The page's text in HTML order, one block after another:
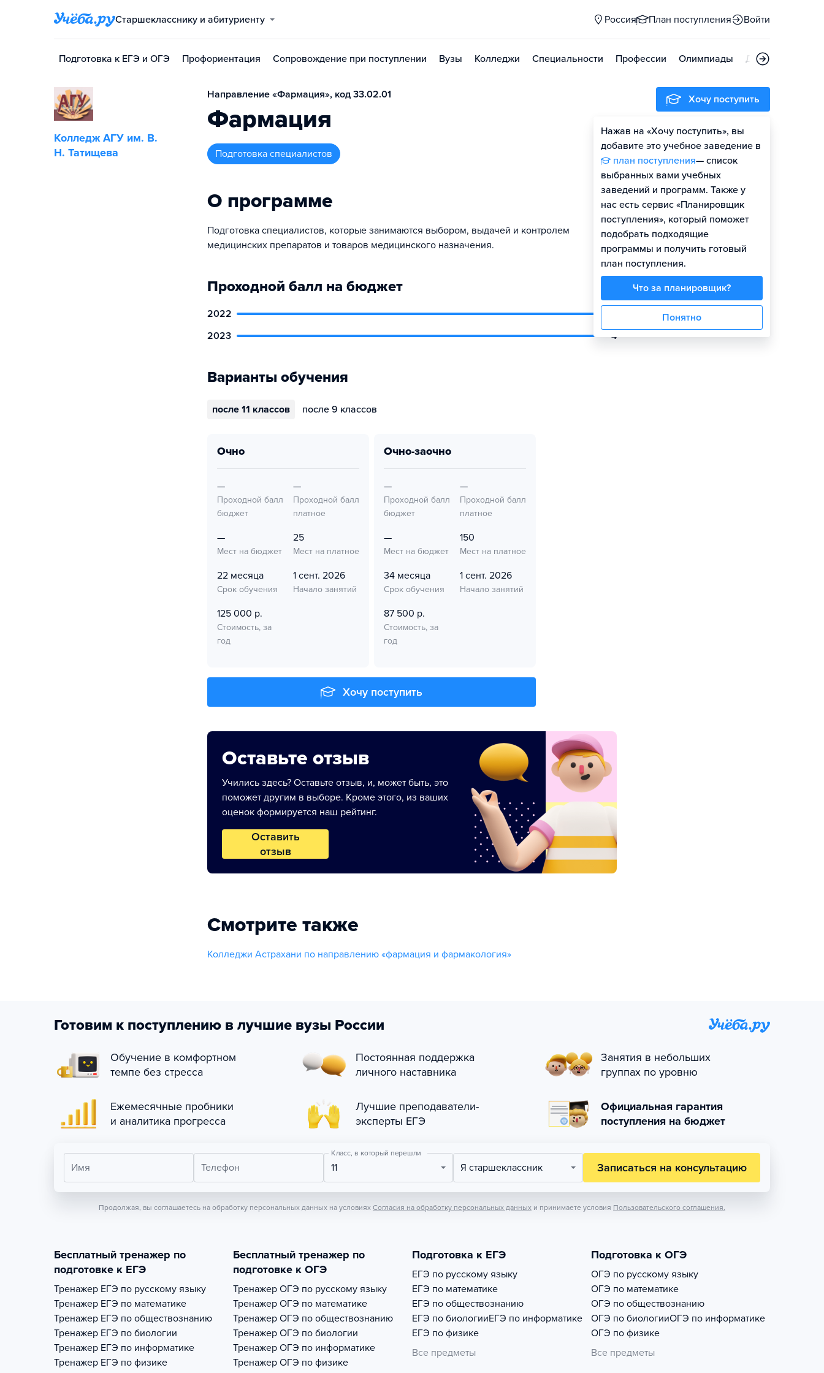
Старшекласснику и абитуриенту Россия План поступления Войти
Подготовка к ЕГЭ и ОГЭ Профориентация Сопровождение при поступлении Вузы Колледжи Специальности Профессии Олимпиады Дни открытых
Колледж АГУ им. В.
Н. Татищева
Направление «Фармация», код 33.02.01
Фармация
подготовка специалистов
О программе
Подготовка специалистов, которые занимаются выбором, выдачей и контролем
медицинских препаратов и товаров медицинского назначения.
Проходной балл на бюджет
2022
2023
4
Варианты обучения
после 11 классов после 9 классов
очно
—
Проходной балл
бюджет
—
Проходной балл
платное
—
Мест на бюджет
25
Мест на платное
22 месяца
Срок обучения
1 сент. 2026
Начало занятий
125 000 р.
Стоимость, за
год
очно-заочно
—
Проходной балл
бюджет
—
Проходной балл
платное
—
Мест на бюджет
150
Мест на платное
34 месяца
Срок обучения
1 сент. 2026
Начало занятий
87 500 р.
Стоимость, за
год
Хочу поступить
Оставьте отзыв
Учились здесь? Оставьте отзыв, и, может быть, это
поможет другим в выборе. Кроме этого, из ваших
оценок формируется наш рейтинг.
Оставить
отзыв
Смотрите также
Колледжи Астрахани по направлению «фармация и фармакология»
Хочу поступить
Нажав на «Хочу поступить», вы
добавите это учебное заведение в
план поступления— список
выбранных вами учебных
заведений и программ. Также у
нас есть сервис «Планировщик
поступления», который поможет
подобрать подходящие
программы и получить готовый
план поступления.
Что за планировщик?
Понятно
Готовим к поступлению в лучшие вузы России
Обучение в комфортном
темпе без стресса
Постоянная поддержка
личного наставника
Занятия в небольших
группах по уровню
Ежемесячные пробники
и аналитика прогресса
Лучшие преподаватели-
эксперты ЕГЭ
Официальная гарантия
поступления на бюджет
Имя Телефон
Класс, в который перешли
11 Я старшеклассник Записаться на консультацию
Продолжая, вы соглашаетесь на обработку персональных данных на условиях Согласия на обработку персональных данных и принимаете условия Пользовательского соглашения.
Бесплатный тренажер по
подготовке к ЕГЭ
Тренажер ЕГЭ по русскому языку
Тренажер ЕГЭ по математике
Тренажер ЕГЭ по обществознанию
Тренажер ЕГЭ по биологии
Тренажер ЕГЭ по информатике
Тренажер ЕГЭ по физике
Бесплатный тренажер по
подготовке к ОГЭ
Тренажер ОГЭ по русскому языку
Тренажер ОГЭ по математике
Тренажер ОГЭ по обществознанию
Тренажер ОГЭ по биологии
Тренажер ОГЭ по информатике
Тренажер ОГЭ по физике
Подготовка к ЕГЭ
ЕГЭ по русскому языку
ЕГЭ по математике
ЕГЭ по обществознанию
ЕГЭ по биологииЕГЭ по информатике
ЕГЭ по физике
Все предметы
Подготовка к ОГЭ
ОГЭ по русскому языку
ОГЭ по математике
ОГЭ по обществознанию
ОГЭ по биологииОГЭ по информатике
ОГЭ по физике
Все предметы